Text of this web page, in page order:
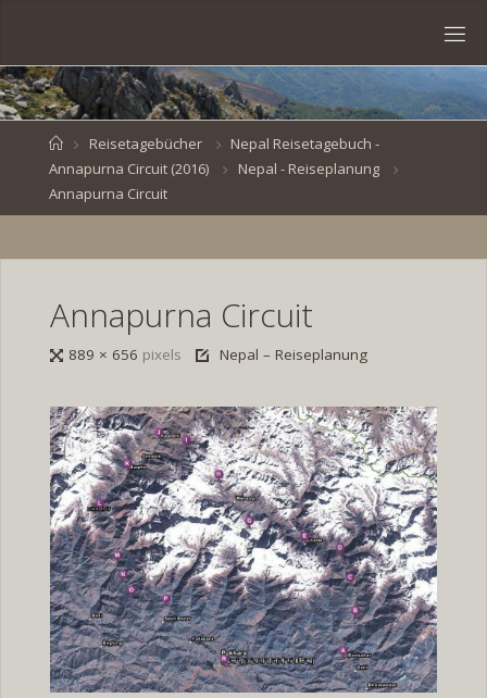
content
VEN
BR
DE
HomeReisetagebücher
Nepal Reisetagebuch -
Annapurna Circuit (2016)
Nepal - Reiseplanung
Annapurna Circuit
Annapurna Circuit
Full889 × 656 pixels Nepal – Reiseplanung